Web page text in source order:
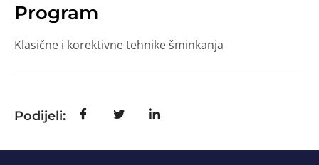
Program
Klasične i korektivne tehnike šminkanja
Podijeli: